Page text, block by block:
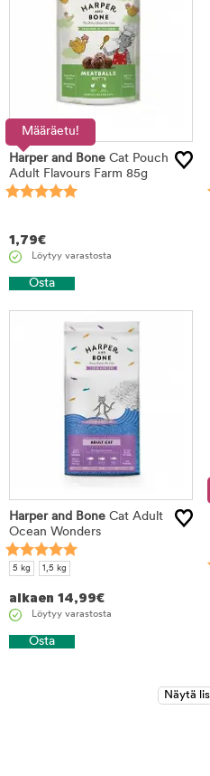
Määräetu!
Harper and Bone Cat Pouch
Adult Flavours Farm 85g
1,79€
Löytyy varastosta
Osta
Harper and Bone Cat Adult
Ocean Wonders
5 kg 1,5 kg
alkaen 14,99€
Löytyy varastosta
Osta